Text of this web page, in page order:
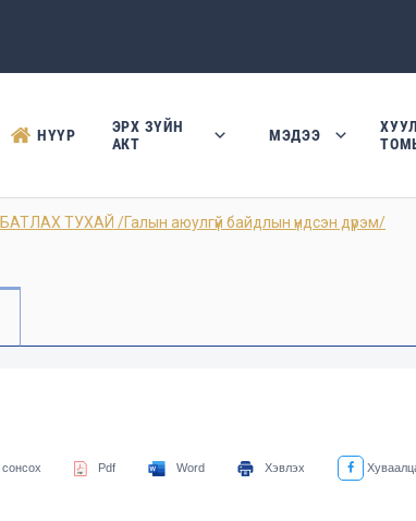
НҮҮР
ЭРХ ЗҮЙН
АКТ
МЭДЭЭ
ТУХАЙ /Галын аюулгүй байдлын үндсэн дүрэм/
Pdf Word Хэвлэх